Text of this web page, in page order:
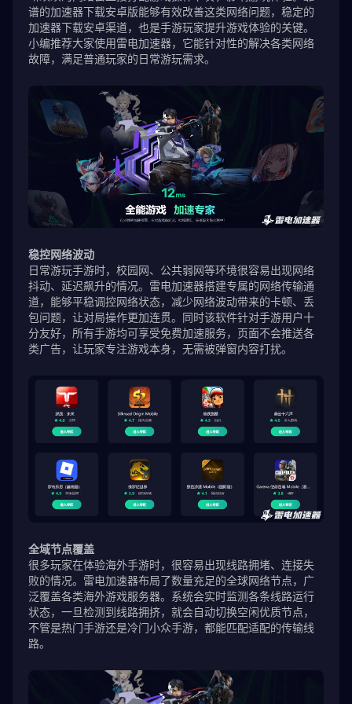
谱的加速器下载安卓版能够有效改善这类网络问题，稳定的
加速器下载安卓渠道，也是手游玩家提升游戏体验的关键。
小编推荐大家使用雷电加速器，它能针对性的解决各类网络
故障，满足普通玩家的日常游玩需求。
稳控网络波动
日常游玩手游时，校园网、公共弱网等环境很容易出现网络
抖动、延迟飙升的情况。雷电加速器搭建专属的网络传输通
道，能够平稳调控网络状态，减少网络波动带来的卡顿、丢
包问题，让对局操作更加连贯。同时该软件针对手游用户十
分友好，所有手游均可享受免费加速服务，页面不会推送各
类广告，让玩家专注游戏本身，无需被弹窗内容打扰。
全域节点覆盖
很多玩家在体验海外手游时，很容易出现线路拥堵、连接失
败的情况。雷电加速器布局了数量充足的全球网络节点，广
泛覆盖各类海外游戏服务器。系统会实时监测各条线路运行
状态，一旦检测到线路拥挤，就会自动切换空闲优质节点，
不管是热门手游还是冷门小众手游，都能匹配适配的传输线
路。